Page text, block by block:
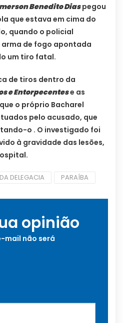
Benedito Diaspegou
que estava em cima do
quando o policial
de fogo apontada
um tiro fatal.
de tiros dentro da
e Entorpecentese as
o próprio Bacharel
pelo acusado, que
o . O investigado foi
à gravidade das lesões,
DELEGACIA
PARAÍBA
opinião
mail não será